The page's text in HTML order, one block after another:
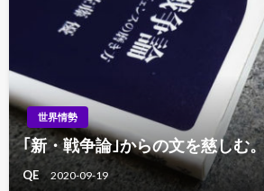
世界情勢
｢新・戦争論｣からの文を慈しむ。
QE 2020-09-19